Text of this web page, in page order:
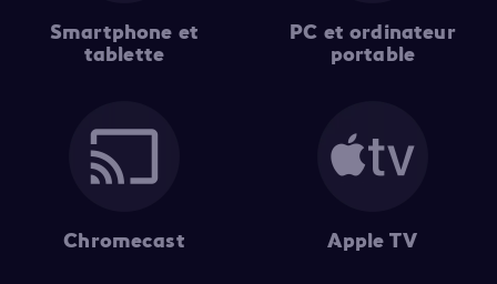
Smartphone et
tablette
PC et ordinateur
portable
Chromecast Apple TV